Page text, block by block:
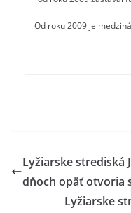
Od roku 2009 je
Lyžiarske strediská
dňoch opäť otvoria
Lyžiarske